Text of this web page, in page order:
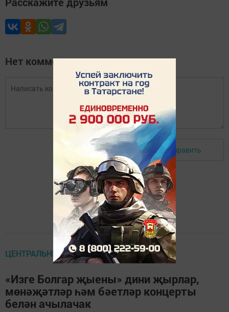
Нет комментариев
Авторизоваться Отправить
ЦЕНТРАЛЬНЫЕ НОВОСТИ
«Изге Болгар җыены» дини җырлар,
мөнәҗәтләр һәм бәетләр концерты
белән ачылачак